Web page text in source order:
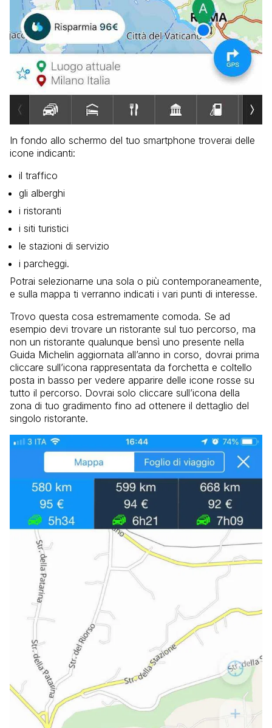
In fondo allo schermo del tuo smartphone troverai delle
icone indicanti:
il traffico
gli alberghi
i ristoranti
i siti turistici
le stazioni di servizio
i parcheggi.
Potrai selezionarne una sola o più contemporaneamente,
e sulla mappa ti verranno indicati i vari punti di interesse.
Trovo questa cosa estremamente comoda. Se ad
esempio devi trovare un ristorante sul tuo percorso, ma
non un ristorante qualunque bensì uno presente nella
Guida Michelin aggiornata all’anno in corso, dovrai prima
cliccare sull’icona rappresentata da forchetta e coltello
posta in basso per vedere apparire delle icone rosse su
tutto il percorso. Dovrai solo cliccare sull’icona della
zona di tuo gradimento fino ad ottenere il dettaglio del
singolo ristorante.